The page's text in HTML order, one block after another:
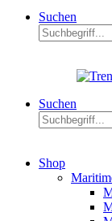
Suchen
Suchen
Shop